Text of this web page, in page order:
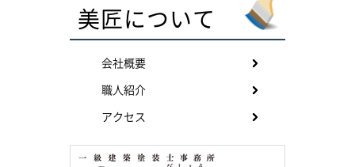
美匠について
会社概要
職人紹介
アクセス